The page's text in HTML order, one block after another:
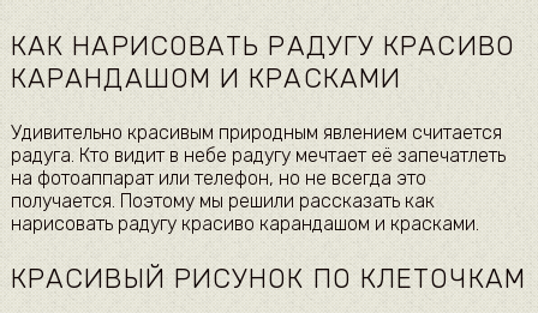
КАК НАРИСОВАТЬ РАДУГУ КРАСИВО
КАРАНДАШОМ И КРАСКАМИ
Удивительно красивым природным явлением считается
радуга. Кто видит в небе радугу мечтает её запечатлеть
на фотоаппарат или телефон, но не всегда это
получается. Поэтому мы решили рассказать как
нарисовать радугу красиво карандашом и красками.
КРАСИВЫЙ РИСУНОК ПО КЛЕТОЧКАМ